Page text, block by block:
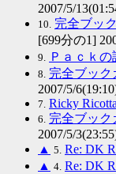
2007/5/
10. 完全ブッ
[699分の1]
9. Ｐａｃｋの
8. 完全ブッ
2007/5/
7. Ricky
6. 完全ブック
2007/5/
▲ 5. Re: DK
▲ 4. Re: DK